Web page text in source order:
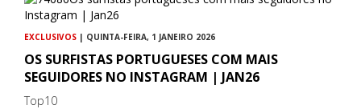
EXCLUSIVOS | QUINTA-FEIRA, 1 JANEIRO 2026
OS SURFISTAS PORTUGUESES COM MAIS
SEGUIDORES NO INSTAGRAM | JAN26
Top10